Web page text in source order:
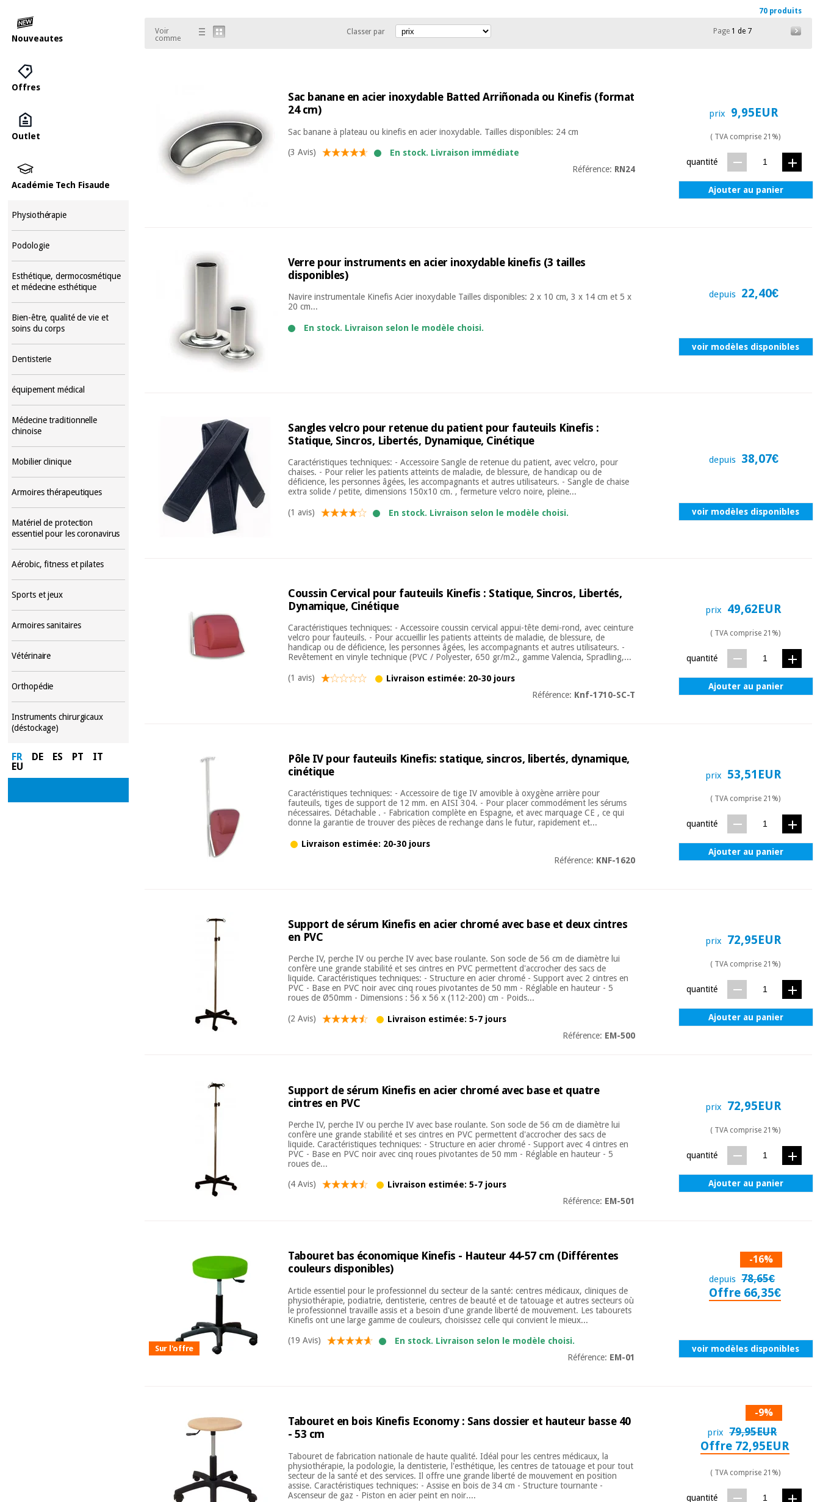
Nouveautes
Offres
Outlet
Académie Tech Fisaude
Physiothérapie
Podologie
Esthétique, dermocosmétique
et médecine esthétique
Bien-être, qualité de vie et
soins du corps
Dentisterie
équipement médical
Médecine traditionnelle
chinoise
Mobilier clinique
Armoires thérapeutiques
Matériel de protection
essentiel pour les coronavirus
Aérobic, fitness et pilates
Sports et jeux
Armoires sanitaires
Vétérinaire
Orthopédie
Instruments chirurgicaux
(déstockage)
FR DE ES PT
IT
EU
70 produits
Voir
comme
Classer par Page1 de 7
Sac banane en acier inoxydable Batted Arriñonada ou Kinefis (format
24 cm)
Sac banane à plateau ou kinefis en acier inoxydable. Tailles disponibles: 24 cm
(3 Avis)
En stock. Livraison immédiate
Référence: RN24
prix 9,95EUR
( TVA comprise 21%)
quantité
Ajouter au panier
Verre pour instruments en acier inoxydable kinefis (3 tailles
disponibles)
Navire instrumentale Kinefis Acier inoxydable Tailles disponibles: 2 x 10 cm, 3 x 14 cm et 5 x
20 cm...
En stock. Livraison selon le modèle choisi.
depuis 22,40€
voir modèles disponibles
Sangles velcro pour retenue du patient pour fauteuils Kinefis :
Statique, Sincros, Libertés, Dynamique, Cinétique
Caractéristiques techniques: - Accessoire Sangle de retenue du patient, avec velcro, pour
chaises. - Pour relier les patients atteints de maladie, de blessure, de handicap ou de
déficience, les personnes âgées, les accompagnants et autres utilisateurs. - Sangle de chaise
extra solide / petite, dimensions 150x10 cm. , fermeture velcro noire, pleine...
(1 avis) En stock. Livraison selon le modèle choisi.
depuis 38,07€
voir modèles disponibles
Coussin Cervical pour fauteuils Kinefis : Statique, Sincros, Libertés,
Dynamique, Cinétique
Caractéristiques techniques: - Accessoire coussin cervical appui-tête demi-rond, avec ceinture
velcro pour fauteuils. - Pour accueillir les patients atteints de maladie, de blessure, de
handicap ou de déficience, les personnes âgées, les accompagnants et autres utilisateurs. -
Revêtement en vinyle technique (PVC / Polyester, 650 gr/m2., gamme Valencia, Spradling,...
(1 avis)
Livraison estimée: 20-30 jours
Référence: Knf-1710-SC-T
prix 49,62EUR
( TVA comprise 21%)
quantité
Ajouter au panier
Pôle IV pour fauteuils Kinefis: statique, sincros, libertés, dynamique,
cinétique
Caractéristiques techniques: - Accessoire de tige IV amovible à oxygène arrière pour
fauteuils, tiges de support de 12 mm. en AISI 304. - Pour placer commodément les sérums
nécessaires. Détachable . - Fabrication complète en Espagne, et avec marquage CE , ce qui
donne la garantie de trouver des pièces de rechange dans le futur, rapidement et...
Livraison estimée: 20-30 jours
Référence: KNF-1620
prix 53,51EUR
( TVA comprise 21%)
quantité
Ajouter au panier
Support de sérum Kinefis en acier chromé avec base et deux cintres
en PVC
Perche IV, perche IV ou perche IV avec base roulante. Son socle de 56 cm de diamètre lui
confère une grande stabilité et ses cintres en PVC permettent d'accrocher des sacs de
liquide. Caractéristiques techniques: - Structure en acier chromé - Support avec 2 cintres en
PVC - Base en PVC noir avec cinq roues pivotantes de 50 mm - Réglable en hauteur - 5
roues de Ø50mm - Dimensions : 56 x 56 x (112-200) cm - Poids...
(2 Avis)
Livraison estimée: 5-7 jours
Référence: EM-500
prix 72,95EUR
( TVA comprise 21%)
quantité
Ajouter au panier
Support de sérum Kinefis en acier chromé avec base et quatre
cintres en PVC
Perche IV, perche IV ou perche IV avec base roulante. Son socle de 56 cm de diamètre lui
confère une grande stabilité et ses cintres en PVC permettent d'accrocher des sacs de
liquide. Caractéristiques techniques: - Structure en acier chromé - Support avec 4 cintres en
PVC - Base en PVC noir avec cinq roues pivotantes de 50 mm - Réglable en hauteur - 5
roues de...
(4 Avis)
Livraison estimée: 5-7 jours
Référence: EM-501
prix 72,95EUR
( TVA comprise 21%)
quantité
Ajouter au panier
Sur l'offre
Tabouret bas économique Kinefis - Hauteur 44-57 cm (Différentes
couleurs disponibles)
Article essentiel pour le professionnel du secteur de la santé: centres médicaux, cliniques de
physiothérapie, podiatrie, dentisterie, centres de beauté et de tatouage et autres secteurs où
le professionnel travaille assis et a besoin d'une grande liberté de mouvement. Les tabourets
Kinefis ont une large gamme de couleurs, choisissez celle qui convient le mieux...
(19 Avis)
En stock. Livraison selon le modèle choisi.
Référence: EM-01
-16%
depuis 78,65€
Offre 66,35€
voir modèles disponibles
Tabouret en bois Kinefis Economy : Sans dossier et hauteur basse 40
- 53 cm
Tabouret de fabrication nationale de haute qualité. Idéal pour les centres médicaux, la
physiothérapie, la podologie, la dentisterie, l'esthétique, les centres de tatouage et pour tout
secteur de la santé et des services. Il offre une grande liberté de mouvement en position
assise. Caractéristiques techniques: - Assise en bois de 34 cm - Structure tournante -
Ascenseur de gaz - Piston en acier peint en noir....
-9%
prix 79,95EUR
Offre 72,95EUR
( TVA comprise 21%)
quantité